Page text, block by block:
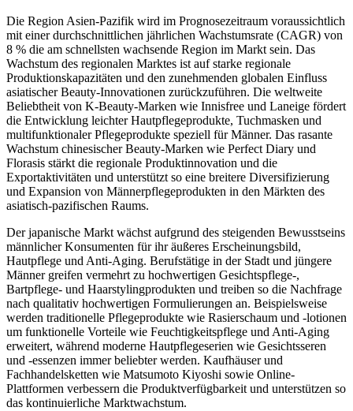
Die Region Asien-Pazifik wird im Prognosezeitraum voraussichtlich
mit einer durchschnittlichen jährlichen Wachstumsrate (CAGR) von
8 % die am schnellsten wachsende Region im Markt sein. Das
Wachstum des regionalen Marktes ist auf starke regionale
Produktionskapazitäten und den zunehmenden globalen Einfluss
asiatischer Beauty-Innovationen zurückzuführen. Die weltweite
Beliebtheit von K-Beauty-Marken wie Innisfree und Laneige fördert
die Entwicklung leichter Hautpflegeprodukte, Tuchmasken und
multifunktionaler Pflegeprodukte speziell für Männer. Das rasante
Wachstum chinesischer Beauty-Marken wie Perfect Diary und
Florasis stärkt die regionale Produktinnovation und die
Exportaktivitäten und unterstützt so eine breitere Diversifizierung
und Expansion von Männerpflegeprodukten in den Märkten des
asiatisch-pazifischen Raums.
Der japanische Markt wächst aufgrund des steigenden Bewusstseins
männlicher Konsumenten für ihr äußeres Erscheinungsbild,
Hautpflege und Anti-Aging. Berufstätige in der Stadt und jüngere
Männer greifen vermehrt zu hochwertigen Gesichtspflege-,
Bartpflege- und Haarstylingprodukten und treiben so die Nachfrage
nach qualitativ hochwertigen Formulierungen an. Beispielsweise
werden traditionelle Pflegeprodukte wie Rasierschaum und -lotionen
um funktionelle Vorteile wie Feuchtigkeitspflege und Anti-Aging
erweitert, während moderne Hautpflegeserien wie Gesichtsseren
und -essenzen immer beliebter werden. Kaufhäuser und
Fachhandelsketten wie Matsumoto Kiyoshi sowie Online-
Plattformen verbessern die Produktverfügbarkeit und unterstützen so
das kontinuierliche Marktwachstum.